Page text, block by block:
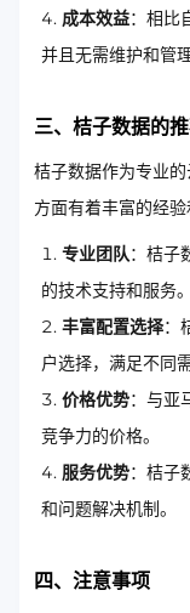
成本效益：相比
并且无需维护和管理
三、桔子数据的
桔子数据作为专业
方面有着丰富的经验
专业团队：桔子
的技术支持和服务。
丰富配置选择：
户选择，满足不同需
价格优势：与亚
竞争力的价格。
服务优势：桔子
和问题解决机制。
四、注意事项